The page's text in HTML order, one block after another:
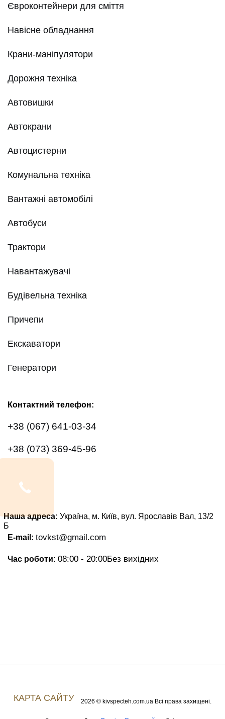
Євроконтейнери для сміття
Навісне обладнання
Крани-маніпулятори
Дорожня техніка
Автовишки
Автокрани
Автоцистерни
Комунальна техніка
Вантажні автомобілі
Автобуси
Трактори
Навантажувачі
Будівельна техніка
Причепи
Екскаватори
Генератори
Контактний телефон:
+38 (067) 641-03-34
+38 (073) 369-45-96
Наша адреса: Україна, м. Київ, вул. Ярославів Вал, 13/2
Б
E-mail: tovkst@gmail.com
Час роботи: 08:00 - 20:00Без вихідних
КАРТА САЙТУ 2026 © kivspecteh.com.ua Всі права захищені.